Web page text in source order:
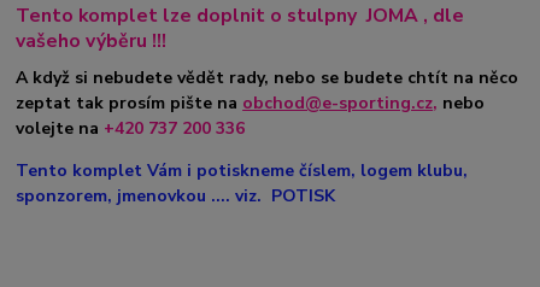
Tento komplet lze doplnit o stulpny JOMA , dle
vašeho výběru !!!
A když si nebudete vědět rady, nebo se budete chtít na něco
zeptat tak prosím pište na obchod@e-sporting.cz, nebo
volejte na +420 737 200 336
Tento komplet Vám i potiskneme číslem, logem klubu,
sponzorem, jmenovkou .... viz. POTISK